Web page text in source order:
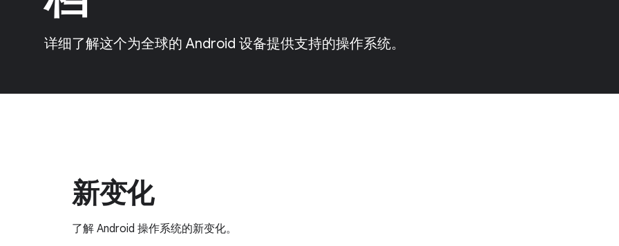
详细了解这个为全球的 Android 设备提供支持的操作系统。
新变化
了解 Android 操作系统的新变化。